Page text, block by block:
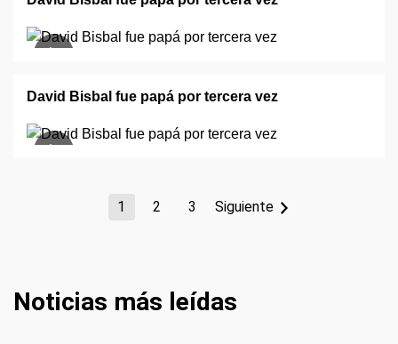
David Bisbal fue papá por tercera vez
1 2 3 Siguiente
Noticias más leídas